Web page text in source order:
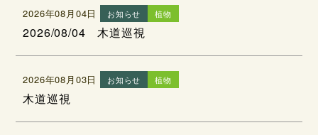
2026年08月04日 お知らせ 植物
2026/08/04 木道巡視
2026年08月03日 お知らせ 植物
木道巡視